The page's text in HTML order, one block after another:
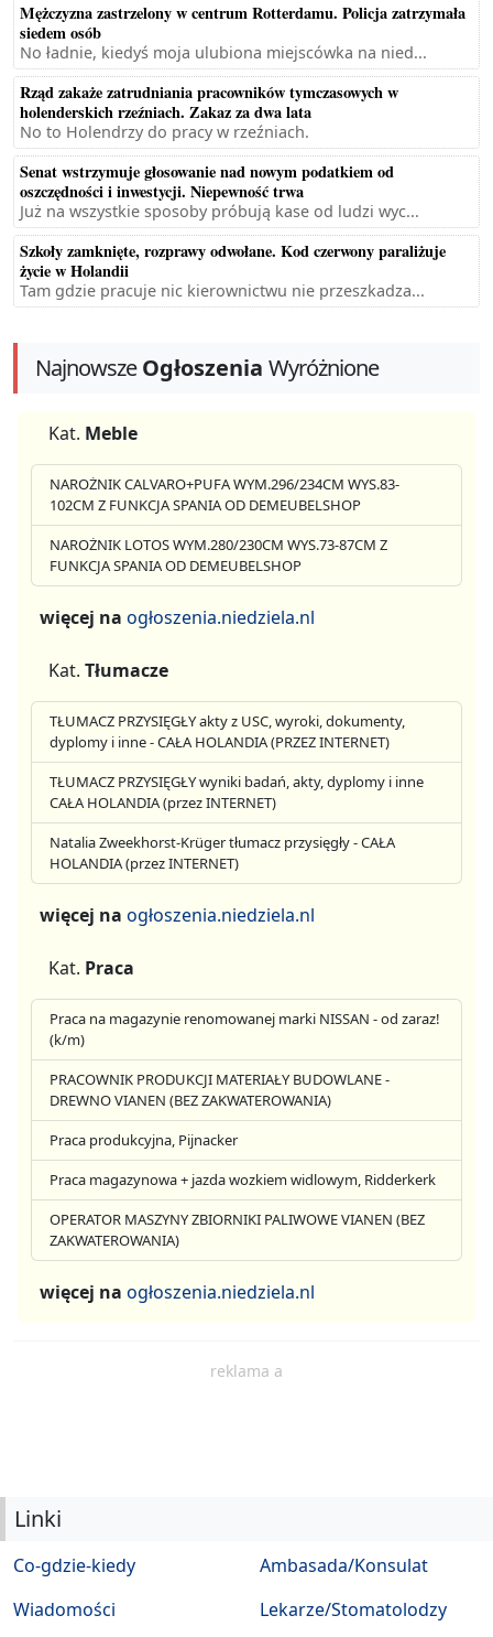
Mężczyzna zastrzelony w centrum Rotterdamu. Policja zatrzymała
siedem osób
No ładnie, kiedyś moja ulubiona miejscówka na nied...
Rząd zakaże zatrudniania pracowników tymczasowych w
holenderskich rzeźniach. Zakaz za dwa lata
No to Holendrzy do pracy w rzeźniach.
Senat wstrzymuje głosowanie nad nowym podatkiem od
oszczędności i inwestycji. Niepewność trwa
Już na wszystkie sposoby próbują kase od ludzi wyc...
Szkoły zamknięte, rozprawy odwołane. Kod czerwony paraliżuje
życie w Holandii
Tam gdzie pracuje nic kierownictwu nie przeszkadza...
NajnowszeOgłoszenia Wyróżnione
Kat. Meble
NAROŻNIK CALVARO+PUFA WYM.296/234CM WYS.83-
102CM Z FUNKCJA SPANIA OD DEMEUBELSHOP
NAROŻNIK LOTOS WYM.280/230CM WYS.73-87CM Z
FUNKCJA SPANIA OD DEMEUBELSHOP
więcej na ogłoszenia.niedziela.nl
Kat. Tłumacze
TŁUMACZ PRZYSIĘGŁY akty z USC, wyroki, dokumenty,
dyplomy i inne - CAŁA HOLANDIA (PRZEZ INTERNET)
TŁUMACZ PRZYSIĘGŁY wyniki badań, akty, dyplomy i inne
CAŁA HOLANDIA (przez INTERNET)
Natalia Zweekhorst-Krüger tłumacz przysięgły - CAŁA
HOLANDIA (przez INTERNET)
więcej na ogłoszenia.niedziela.nl
Kat. Praca
Praca na magazynie renomowanej marki NISSAN - od zaraz!
(k/m)
PRACOWNIK PRODUKCJI MATERIAŁY BUDOWLANE -
DREWNO VIANEN (BEZ ZAKWATEROWANIA)
Praca produkcyjna, Pijnacker
Praca magazynowa + jazda wozkiem widlowym, Ridderkerk
OPERATOR MASZYNY ZBIORNIKI PALIWOWE VIANEN (BEZ
ZAKWATEROWANIA)
więcej na ogłoszenia.niedziela.nl
reklama a
Linki
Co-gdzie-kiedy
Wiadomości
Ambasada/Konsulat
Lekarze/Stomatolodzy